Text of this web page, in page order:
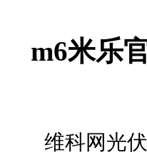
m6米乐
维科网光